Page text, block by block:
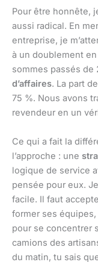
Pour être honnête,
aussi radical. En
entreprise, je
à un doublement
sommes passés de
d’affaires. La part
75 %. Nous avons
revendeur en un
Ce qui a fait la
l’approche : une
logique de service
pensée pour eux.
facile. Il faut
former ses
pour se concentrer
camions des
du matin, tu sais